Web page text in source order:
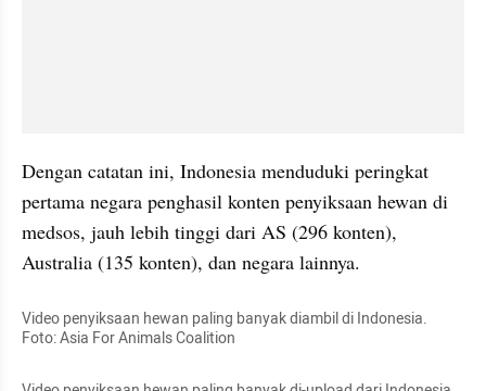
Dengan catatan ini, Indonesia menduduki peringkat
pertama negara penghasil konten penyiksaan hewan di
medsos, jauh lebih tinggi dari AS (296 konten),
Australia (135 konten), dan negara lainnya.
Video penyiksaan hewan paling banyak diambil di Indonesia.
Foto: Asia For Animals Coalition